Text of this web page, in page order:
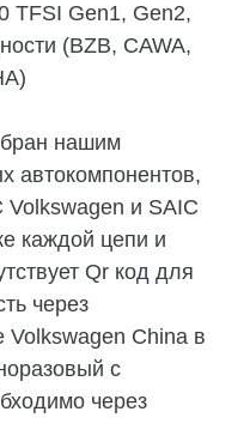
TFSI Gen1, Gen2,
(BZB, CAWA,
нашим
автокомпонентов,
и SAIC
каждой цепи и
Qr код для
через
China в
с
через